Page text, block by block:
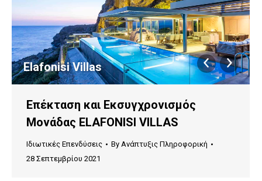
Elafonisi Villas
Επέκταση και Εκσυγχρονισμός
Μονάδας ELAFONISI VILLAS
Ιδιωτικές Επενδύσεις By Ανάπτυξις Πληροφορική
28 Σεπτεμβρίου 2021